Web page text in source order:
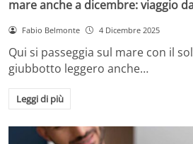
mare anche a dicembre: viaggio
Fabio Belmonte 4 Dicembre 2025
Qui si passeggia sul mare con il
giubbotto leggero anche…
Leggi di più